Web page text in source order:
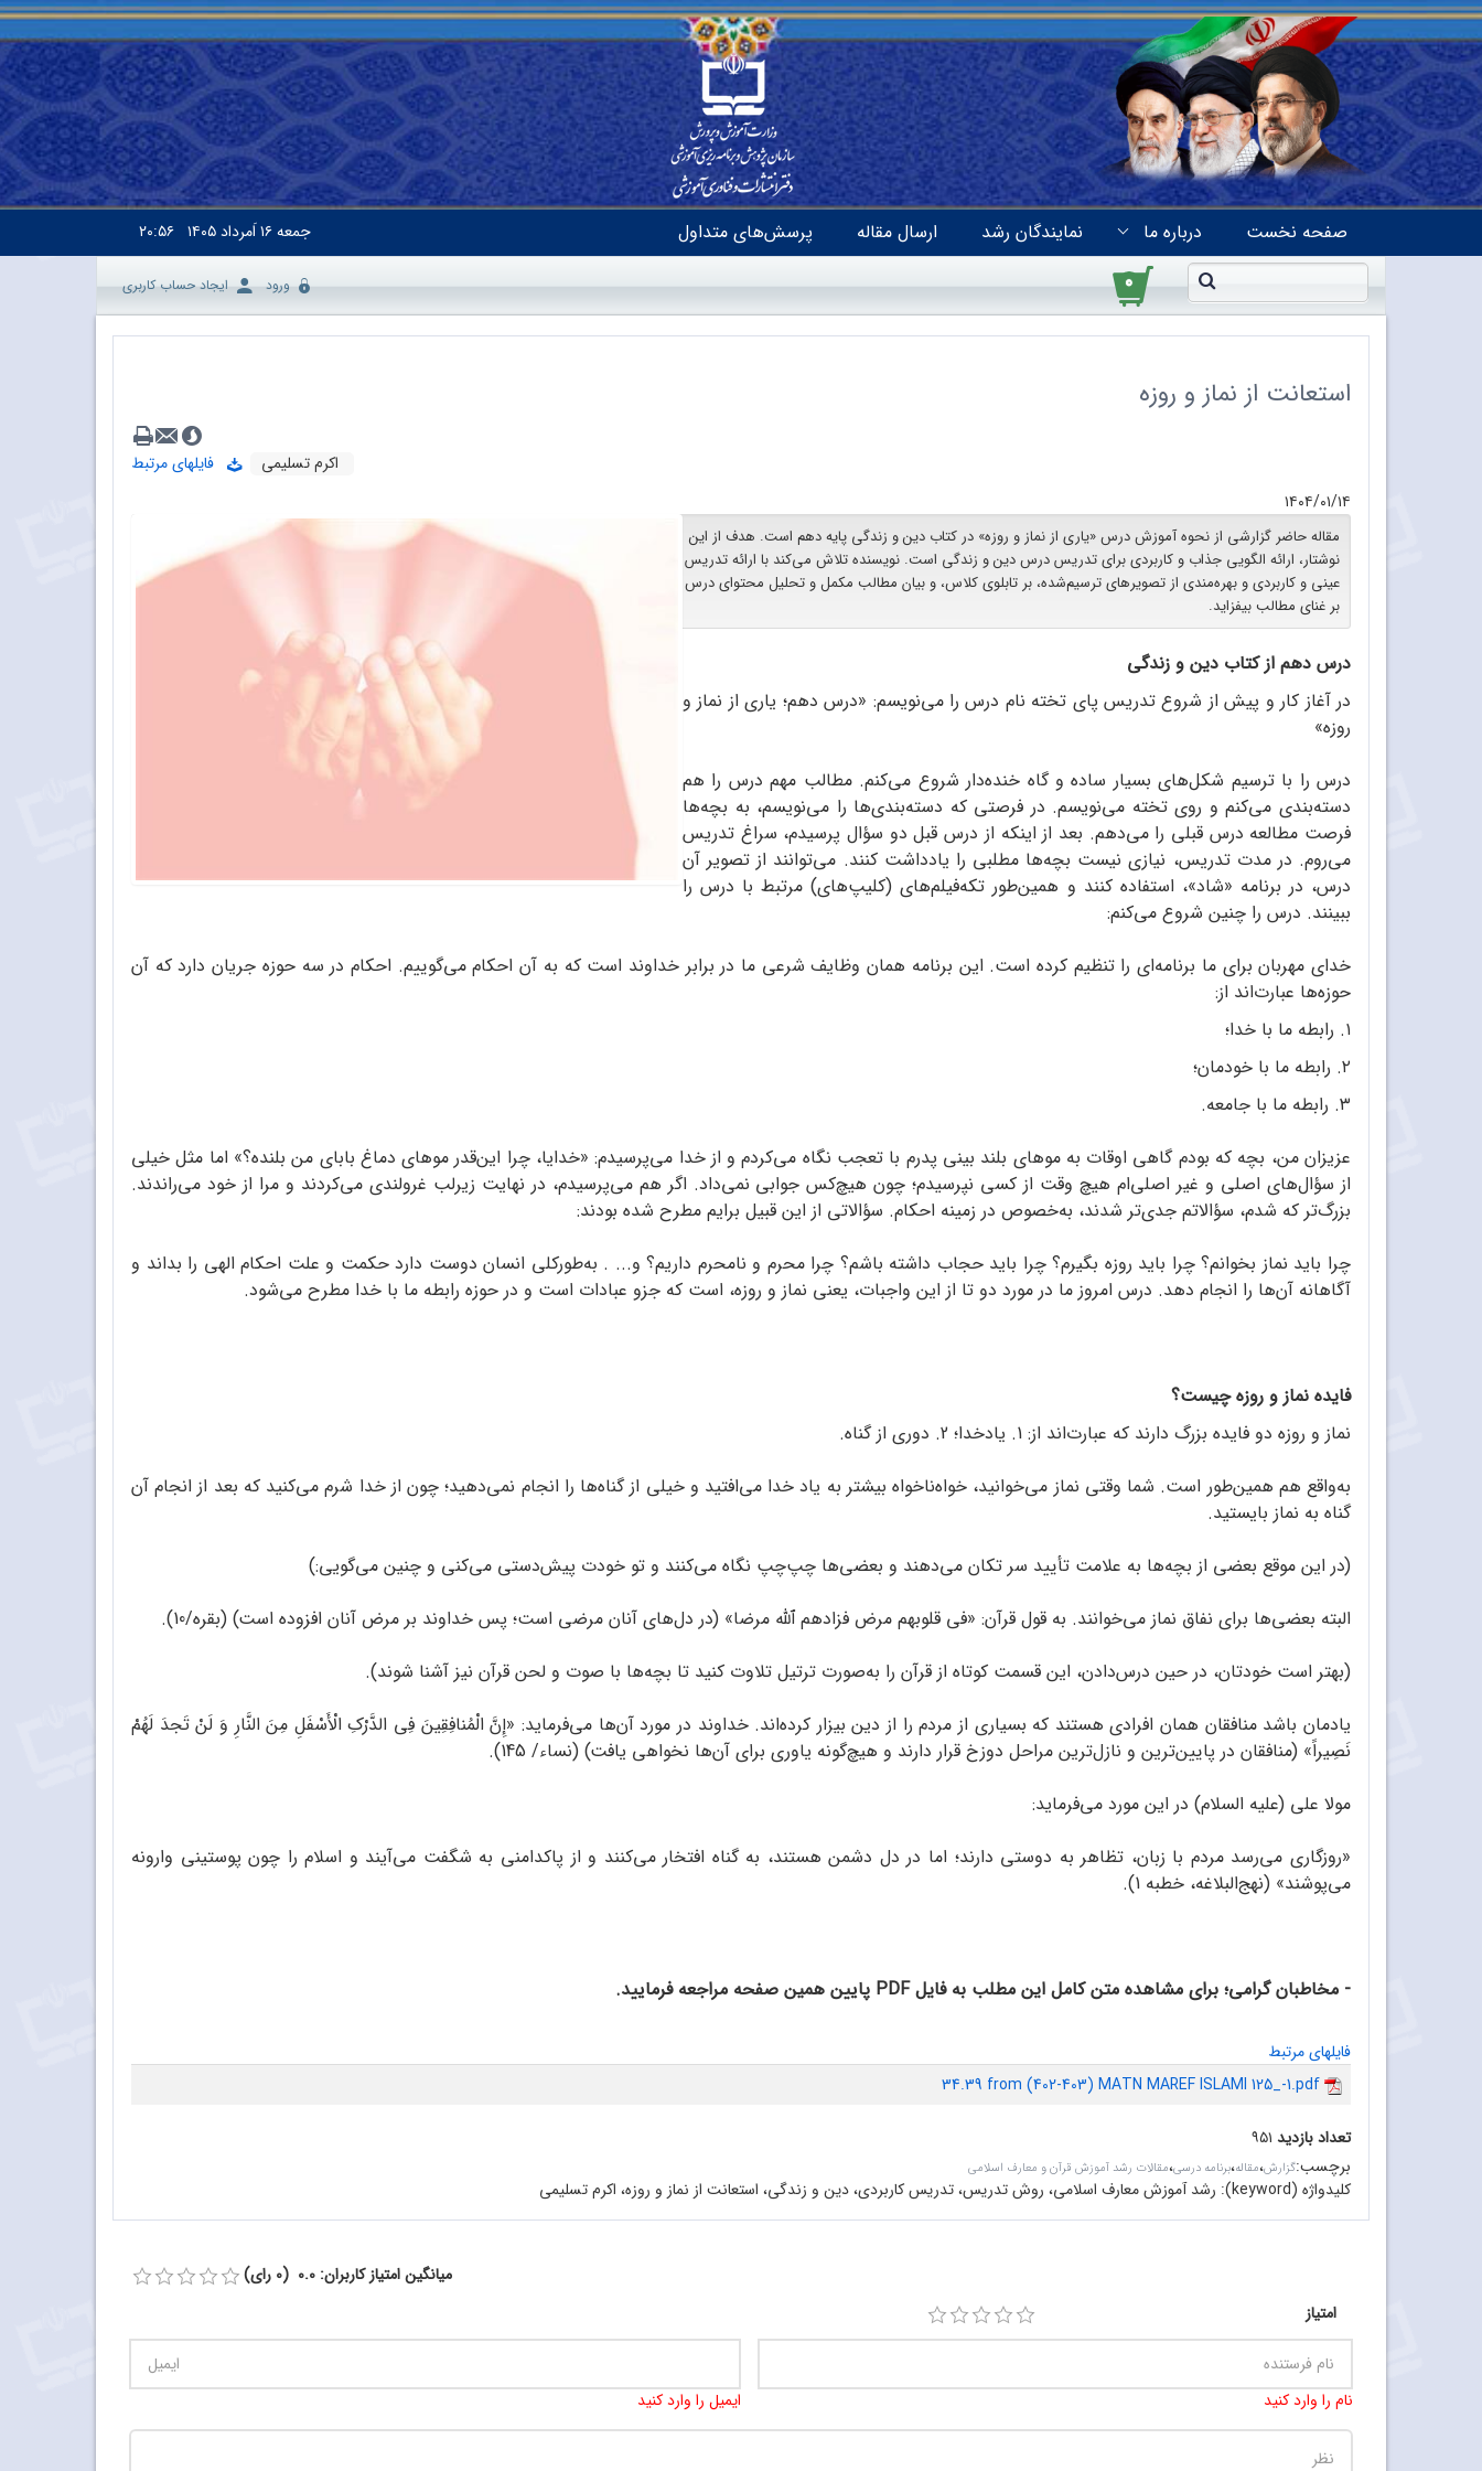
صفحه نخست درباره ما نمایندگان رشد ارسال مقاله پرسش‌های متداول جمعه۱۶ اَمرداد ۱۴۰۵ ۲۰:۵۶
۰ ورود ایجاد حساب کاربری
استعانت از نماز و روزه
اکرم تسلیمی
فایلهای مرتبط
۱۴۰۴/۰۱/۱۴
مقاله حاضر گزارشی از نحوه آموزش درس «یاری از نماز و روزه» در کتاب دین و زندگی پایه دهم است. هدف از این
نوشتار، ارائه الگویی جذاب و کاربردی برای تدریس درس دین و زندگی است. نویسنده تلاش می‌کند با ارائه تدریس
عینی و کاربردی و بهره‌مندی از تصویرهای ترسیم‌شده، بر تابلوی کلاس، و بیان مطالب مکمل و تحلیل محتوای درس
بر غنای مطالب بیفزاید.
درس دهم از کتاب دین و زندگی
در آغاز کار و پیش از شروع تدریس پای تخته نام درس را می‌نویسم: «درس دهم؛ یاری از نماز و
روزه»
درس را با ترسیم شکل‌های بسیار ساده و گاه خنده‌دار شروع می‌کنم. مطالب مهم درس را هم
دسته‌بندی می‌کنم و روی تخته می‌نویسم. در فرصتی که دسته‌بندی‌ها را می‌نویسم، به بچه‌ها
فرصت مطالعه درس قبلی را می‌دهم. بعد از اینکه از درس قبل دو سؤال پرسیدم، سراغ تدریس
می‌روم. در مدت تدریس، نیازی نیست بچه‌ها مطلبی را یادداشت کنند. می‌توانند از تصویر آن
درس، در برنامه «شاد»، استفاده کنند و همین‌طور تکه‌فیلم‌های (کلیپ‌های) مرتبط با درس را
ببینند. درس را چنین شروع می‌کنم:
خدای مهربان برای ما برنامه‌ای را تنظیم کرده است. این برنامه همان وظایف شرعی ما در برابر خداوند است که به آن احکام می‌گوییم. احکام در سه حوزه جریان دارد که آن
حوزه‌ها عبارت‌اند از:
۱. رابطه ما با خدا؛
۲. رابطه ما با خودمان؛
۳. رابطه ما با جامعه.
عزیزان من، بچه که بودم گاهی اوقات به موهای بلند بینی پدرم با تعجب نگاه می‌کردم و از خدا می‌پرسیدم: «خدایا، چرا این‌قدر موهای دماغ بابای من بلنده؟» اما مثل خیلی
از سؤال‌های اصلی و غیر اصلی‌ام هیچ وقت از کسی نپرسیدم؛ چون هیچ‌کس جوابی نمی‌داد. اگر هم می‌پرسیدم، در نهایت زیرلب غرولندی می‌کردند و مرا از خود می‌راندند.
بزرگ‌تر که شدم، سؤالاتم جدی‌تر شدند، به‌خصوص در زمینه احکام. سؤالاتی از این قبیل برایم مطرح شده بودند:
چرا باید نماز بخوانم؟ چرا باید روزه بگیرم؟ چرا باید حجاب داشته باشم؟ چرا محرم و نامحرم داریم؟ و... . به‌طورکلی انسان دوست دارد حکمت و علت احکام الهی را بداند و
آگاهانه آن‌ها را انجام دهد. درس امروز ما در مورد دو تا از این واجبات، یعنی نماز و روزه، است که جزو عبادات است و در حوزه رابطه ما با خدا مطرح می‌شود.
فایده نماز و روزه چیست؟
نماز و روزه دو فایده بزرگ دارند که عبارت‌اند از: 1. یادخدا؛ 2. دوری از گناه.
به‌واقع هم همین‌طور است. شما وقتی نماز می‌خوانید، خواه‌ناخواه بیشتر به یاد خدا می‌افتید و خیلی از گناه‌ها را انجام نمی‌دهید؛ چون از خدا شرم می‌کنید که بعد از انجام آن
گناه به نماز بایستید.
(در این موقع بعضی از بچه‌ها به علامت تأیید سر تکان می‌دهند و بعضی‌ها چپ‌چپ نگاه می‌کنند و تو خودت پیش‌دستی می‌کنی و چنین می‌گویی:)
البته بعضی‌ها برای نفاق نماز می‌خوانند. به قول قرآن: «فی قلوبهم مرض فزادهم ٱلله مرضا» (در دل‌های آنان مرضی است؛ پس خداوند بر مرض آنان افزوده است) (بقره/10).
(بهتر است خودتان، در حین درس‌دادن، این قسمت کوتاه از قرآن را به‌‌صورت ترتیل تلاوت کنید تا بچه‌ها با صوت و لحن قرآن نیز آشنا شوند).
یادمان باشد منافقان همان افرادی هستند که بسیاری از مردم را از دین بیزار کرده‌اند. خداوند در مورد آن‌ها می‌فرماید: «إِنَّ الْمُنافِقِینَ فِی الدَّرْکِ الْأَسْفَلِ مِنَ النَّارِ وَ لَنْ تَجدَ لَهُمْ
نَصِیراً» (منافقان در پایین‌‏ترین و نازل‌ترین مراحل دوزخ قرار دارند و هیچ‌گونه یاوری برای آن‌ها نخواهی یافت) (نساء/ 145).
مولا علی (علیه السلام) در این مورد می‌فرماید:
«روزگاری می‌رسد مردم با زبان، تظاهر به دوستی دارند؛ اما در دل دشمن هستند، به گناه افتخار می‌کنند و از پاکدامنی به شگفت می‌آیند و اسلام را چون پوستینی وارونه
می‌پوشند» (نهج‌البلاغه، خطبه 1).
- مخاطبان گرامی؛ برای مشاهده متن کامل این مطلب به فایل PDF پایین همین صفحه مراجعه فرمایید.
فایلهای مرتبط
34.39 from (402-403) MATN MAREF ISLAMI 125_-1.pdf
تعداد بازدید ۹۵۱
برچسب:گزارش،مقاله،برنامه درسی،مقالات رشد آموزش قرآن و معارف اسلامی
کلیدواژه (keyword): رشد آموزش معارف اسلامی، ‌روش تدریس، تدریس کاربردی، دین و زندگی، استعانت از نماز و روزه، اکرم تسلیمی
میانگین امتیاز کاربران: 0.0 (0 رای)
امتیاز
نام را وارد کنید ایمیل را وارد کنید